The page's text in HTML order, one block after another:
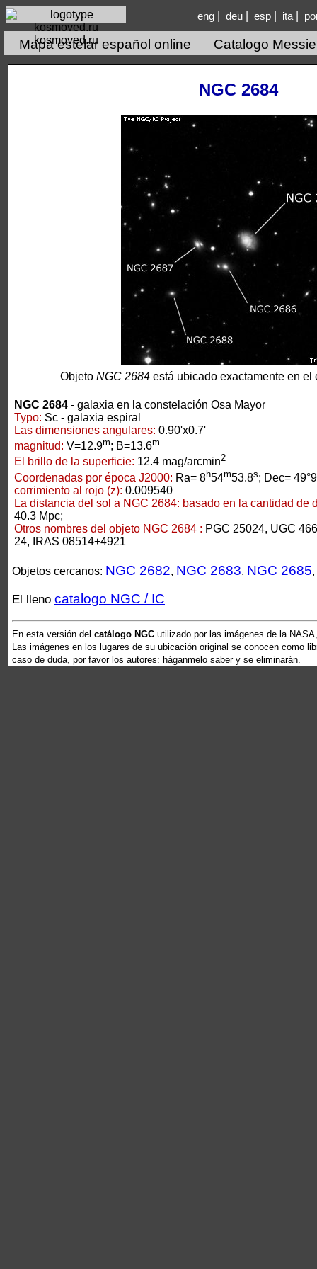
kosmoved.ru
eng| deu| esp| ita|
Mapa estelar español online Catalogo
NGC 2684
Objeto NGC 2684 está ubicado exactamente en el
NGC 2684 - galaxia en la constelación Osa Mayor
Typo: Sc - galaxia espiral
Las dimensiones angulares: 0.90'x0.7'
magnitud: V=12.9m; B=13.6m
El brillo de la superficie: 12.4 mag/arcmin2
Coordenadas por época J2000: Ra= 8h54m53.8s; Dec=
corrimiento al rojo (z): 0.009540
La distancia del sol a NGC 2684: basado en la cantidad de
40.3 Mpc;
Otros nombres del objeto NGC 2684 : PGC 25024, UGC
24, IRAS 08514+4921
Objetos cercanos: NGC 2682, NGC 2683, NGC 2685,
El lleno catalogo NGC / IC
En esta versión del catálogo NGC utilizado por las imágenes de la
Las imágenes en los lugares de su ubicación original se conocen como
caso de duda, por favor los autores: háganmelo saber y se eliminarán.